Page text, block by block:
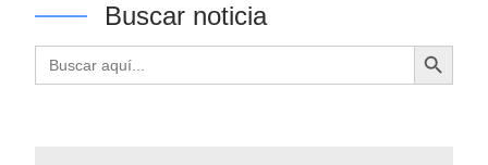
Buscar noticia
Buscar: Botón de búsqueda